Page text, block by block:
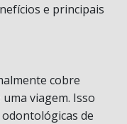
e principais
cobre
viagem. Isso
de